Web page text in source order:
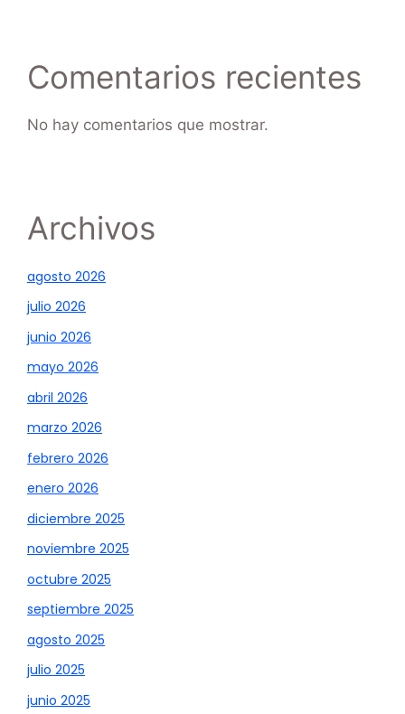
Comentarios recientes
No hay comentarios que mostrar.
Archivos
agosto 2026
julio 2026
junio 2026
mayo 2026
abril 2026
marzo 2026
febrero 2026
enero 2026
diciembre 2025
noviembre 2025
octubre 2025
septiembre 2025
agosto 2025
julio 2025
junio 2025